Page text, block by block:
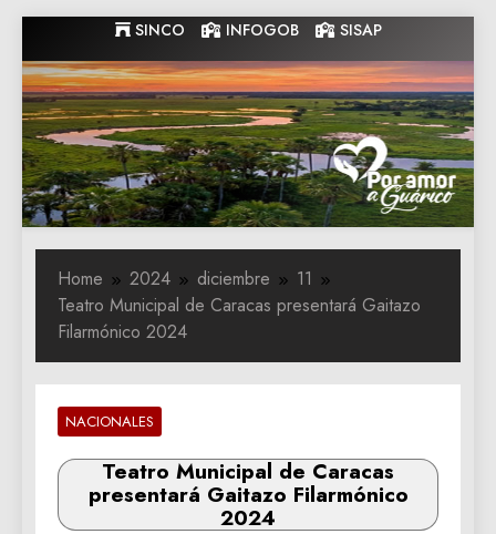
to
content
SINCO INFOGOB SISAP
Gobernacion
de Guarico
Gobernacion de Guarico
Home 2024 diciembre
11
Teatro Municipal de Caracas presentará Gaitazo
Filarmónico 2024
NACIONALES
Teatro Municipal de Caracas
presentará Gaitazo Filarmónico
2024